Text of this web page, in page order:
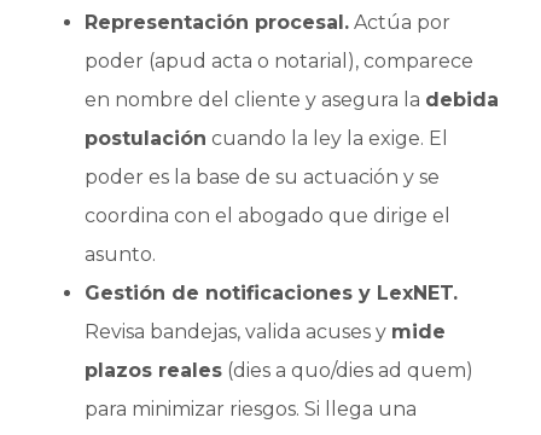
Representación procesal. Actúa por
poder (apud acta o notarial), comparece
en nombre del cliente y asegura la debida
postulación cuando la ley la exige. El
poder es la base de su actuación y se
coordina con el abogado que dirige el
asunto.
Gestión de notificaciones y LexNET.
Revisa bandejas, valida acuses y mide
plazos reales (dies a quo/dies ad quem)
para minimizar riesgos. Si llega una